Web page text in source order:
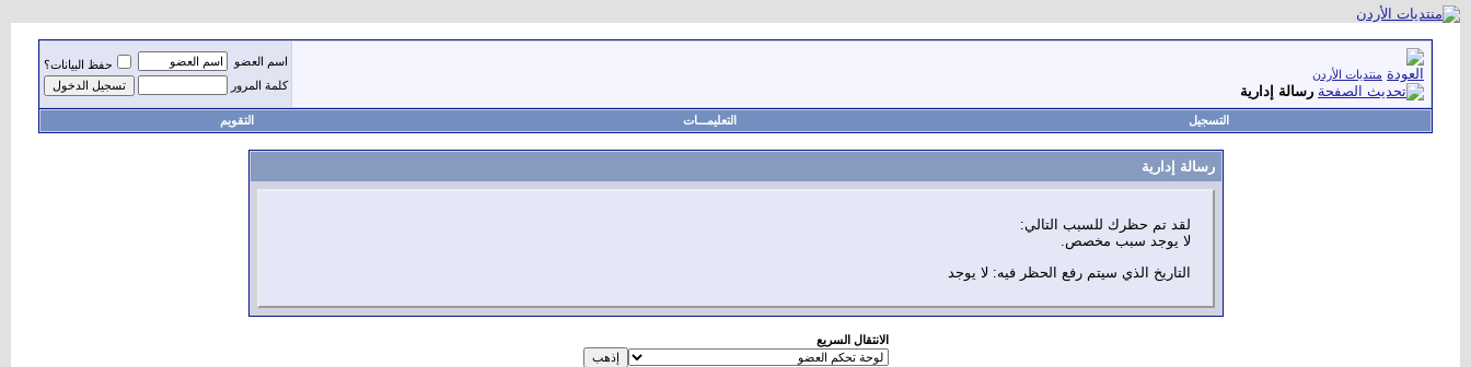
منتديات الأردن
رسالة إدارية
اسم العضو
حفظ البيانات؟
كلمة المرور
التسجيل التعليمـــات التقويم
رسالة إدارية
لقد تم حظرك للسبب التالي:
لا يوجد سبب مخصص.
التاريخ الذي سيتم رفع الحظر فيه: لا يوجد
الانتقال السريع